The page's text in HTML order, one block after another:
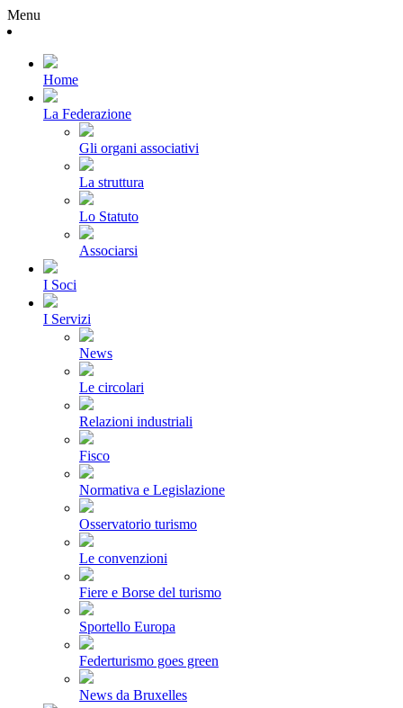
Menu
Home
La Federazione
Gli organi associativi
La struttura
Lo Statuto
Associarsi
I Soci
I Servizi
News
Le circolari
Relazioni industriali
Fisco
Normativa e Legislazione
Osservatorio turismo
Le convenzioni
Fiere e Borse del turismo
Sportello Europa
Federturismo goes green
News da Bruxelles